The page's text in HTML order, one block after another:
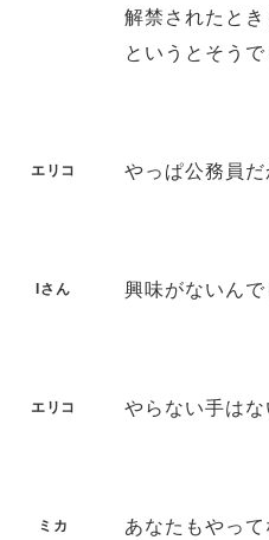
解禁されたと
というとそう
エリコ やっぱ公務員
Iさん 興味がないんで
エリコ やらない手は
ミカ あなたもやって